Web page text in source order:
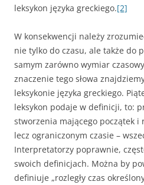
leksykon języka greckiego.[2]
W konsekwencji należy
nie tylko do czasu, ale także do
samym zarówno wymiar
znaczenie tego słowa
leksykonie języka greckiego.
leksykon podaje w definicji, to:
stworzenia mającego początek i
lecz ograniczonym czasie –
Interpretatorzy poprawnie,
swoich definicjach. Można by
definiuje „rozległy czas